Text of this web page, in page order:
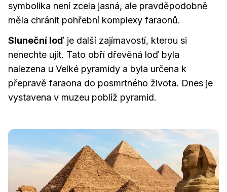
symbolika není zcela jasná, ale pravděpodobně
měla chránit pohřební komplexy faraonů.
Sluneční loď je další zajímavostí, kterou si
nenechte ujít. Tato obří dřevěná loď byla
nalezena u Velké pyramidy a byla určena k
přepravě faraona do posmrtného života. Dnes je
vystavena v muzeu poblíž pyramid.